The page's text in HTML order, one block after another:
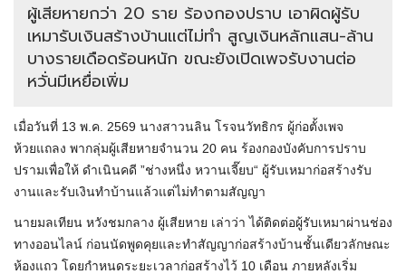
ผู้เสียหายกว่า 20 ราย ร้องกองปราบ เอาผิดผู้รับ
เหมารับเงินสร้างบ้านแต่ไม่ทำ สูญเงินหลักแสน-ล้าน
บางรายเดือดร้อนหนัก ขณะยังเปิดเพจรับงานต่อ
หวั่นมีเหยื่อเพิ่ม
เมื่อวันที่ 13 พ.ค. 2569 นางสาวนลิน โรจนวัทธิกร ผู้ก่อตั้งเพจ
ห้วยแถลง พากลุ่มผู้เสียหายจำนวน 20 คน ร้องกองบังคับการปราบ
ปรามเพื่อให้ ดำเนินคดี ”ช่างหนึ่ง หวานเจี๊ยบ“ ผู้รับเหมาก่อสร้างรับ
งานและรับเงินทำบ้านแล้วแต่ไม่ทำตามสัญญา
นายมลเทียน หวังชมกลาง ผู้เสียหาย เล่าว่า ได้ติดต่อผู้รับเหมาผ่านช่อง
ทางออนไลน์ ก่อนนัดพูดคุยและทำสัญญาก่อสร้างบ้านชั้นเดียวลักษณะ
ห้องแถว โดยกำหนดระยะเวลาก่อสร้างไว้ 10 เดือน ภายหลังเริ่ม